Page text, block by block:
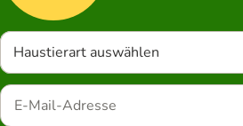
Haustierart auswählen